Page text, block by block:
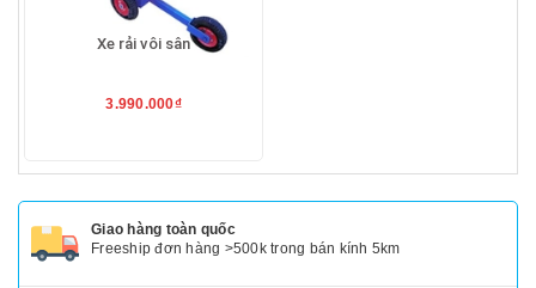
Xe rải vôi sân
3.990.000₫
Giao hàng toàn quốc
Freeship đơn hàng >500k trong bán kính 5km